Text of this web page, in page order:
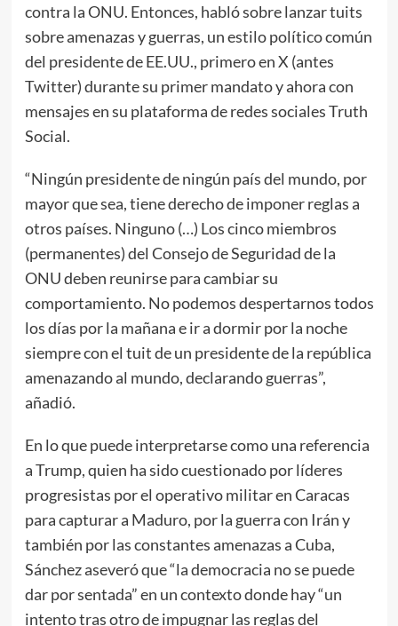
contra la ONU. Entonces, habló sobre lanzar tuits
sobre amenazas y guerras, un estilo político común
del presidente de EE.UU., primero en X (antes
Twitter) durante su primer mandato y ahora con
mensajes en su plataforma de redes sociales Truth
Social.
“Ningún presidente de ningún país del mundo, por
mayor que sea, tiene derecho de imponer reglas a
otros países. Ninguno (…) Los cinco miembros
(permanentes) del Consejo de Seguridad de la
ONU deben reunirse para cambiar su
comportamiento. No podemos despertarnos todos
los días por la mañana e ir a dormir por la noche
siempre con el tuit de un presidente de la república
amenazando al mundo, declarando guerras”,
añadió.
En lo que puede interpretarse como una referencia
a Trump, quien ha sido cuestionado por líderes
progresistas por el operativo militar en Caracas
para capturar a Maduro, por la guerra con Irán y
también por las constantes amenazas a Cuba,
Sánchez aseveró que “la democracia no se puede
dar por sentada” en un contexto donde hay “un
intento tras otro de impugnar las reglas del